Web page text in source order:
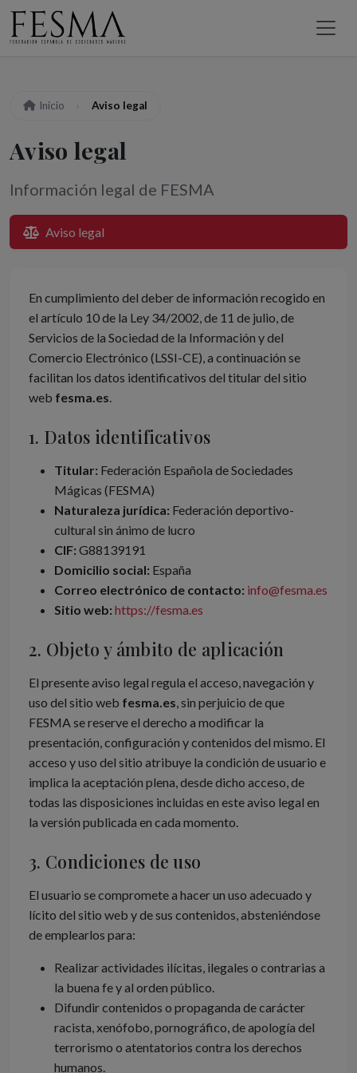
Inicio Aviso legal
Aviso legal
Información legal de FESMA
Aviso legal
En cumplimiento del deber de información recogido en
el artículo 10 de la Ley 34/2002, de 11 de julio, de
Servicios de la Sociedad de la Información y del
Comercio Electrónico (LSSI-CE), a continuación se
facilitan los datos identificativos del titular del sitio
web fesma.es.
1. Datos identificativos
Titular: Federación Española de Sociedades
Mágicas (FESMA)
Naturaleza jurídica: Federación deportivo-
cultural sin ánimo de lucro
CIF: G88139191
Domicilio social: España
Correo electrónico de contacto: info@fesma.es
Sitio web: https://fesma.es
2. Objeto y ámbito de aplicación
El presente aviso legal regula el acceso, navegación y
uso del sitio web fesma.es, sin perjuicio de que
FESMA se reserve el derecho a modificar la
presentación, configuración y contenidos del mismo. El
acceso y uso del sitio atribuye la condición de usuario e
implica la aceptación plena, desde dicho acceso, de
todas las disposiciones incluidas en este aviso legal en
la versión publicada en cada momento.
3. Condiciones de uso
El usuario se compromete a hacer un uso adecuado y
lícito del sitio web y de sus contenidos, absteniéndose
de emplearlos para:
Realizar actividades ilícitas, ilegales o contrarias a
la buena fe y al orden público.
Difundir contenidos o propaganda de carácter
racista, xenófobo, pornográfico, de apología del
terrorismo o atentatorios contra los derechos
humanos.